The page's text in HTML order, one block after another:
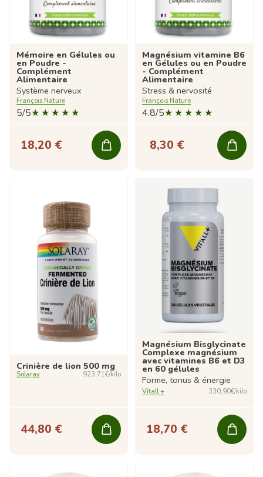
Mémoire en Gélules ou
en Poudre -
Complément
Alimentaire
Système nerveux
François Nature
5/5
18,20 €
Magnésium vitamine B6
en Gélules ou en Poudre
- Complément
Alimentaire
Stress & nervosité
François Nature
4.8/5
8,30 €
Crinière de lion 500 mg
Solaray 923,71€/kilo
44,80 €
Magnésium Bisglycinate
Complexe magnésium
avec vitamines B6 et D3
en 60 gélules
Forme, tonus & énergie
Vitall + 330,90€/kilo
18,70 €